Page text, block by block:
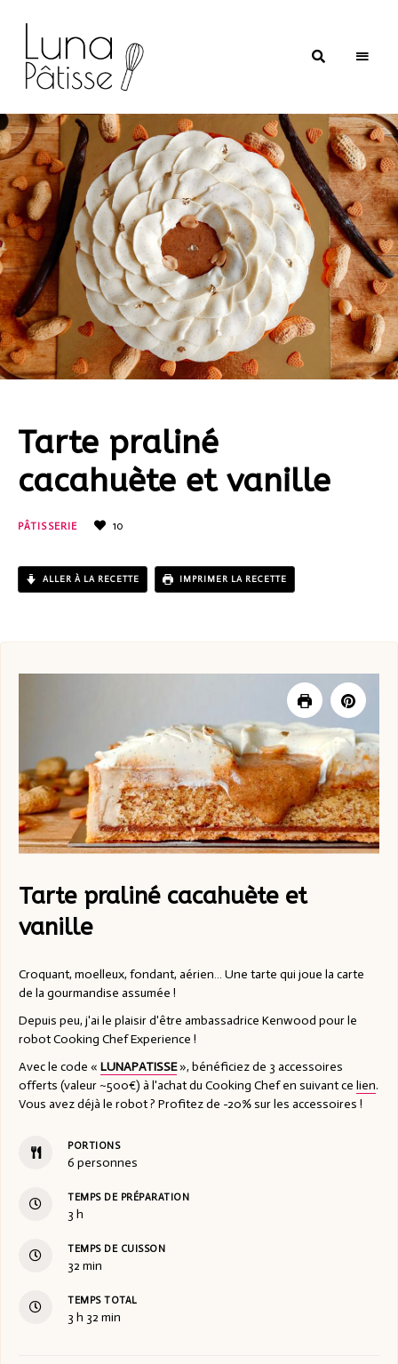
Luna
Pâtisse
Tarte praliné
cacahuète et vanille
PÂTISSERIE 10
ALLER À LA RECETTE IMPRIMER LA RECETTE
Tarte praliné cacahuète et
vanille
Croquant, moelleux, fondant, aérien… Une tarte qui joue la carte
de la gourmandise assumée !
Depuis peu, j'ai le plaisir d'être ambassadrice Kenwood pour le
robot Cooking Chef Experience !
Avec le code « LUNAPATISSE», bénéficiez de 3 accessoires
offerts (valeur ~500€) à l'achat du Cooking Chef en suivant ce lien.
Vous avez déjà le robot ? Profitez de -20% sur les accessoires !
PORTIONS
6 personnes
TEMPS DE PRÉPARATION
3 h
TEMPS DE CUISSON
32 min
TEMPS TOTAL
3 h 32 min